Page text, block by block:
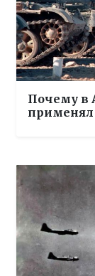
Почему в
применял